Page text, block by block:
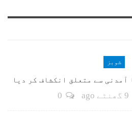
شوبز
آمدنی سے متعلق انکشاف کر دیا
9 گھنٹے ago